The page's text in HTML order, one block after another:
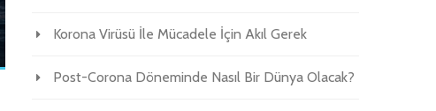
Korona Virüsü İle Mücadele İçin Akıl Gerek
Post-Corona Döneminde Nasıl Bir Dünya Olacak?